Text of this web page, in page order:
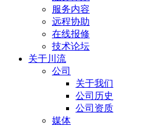
服务内容
远程协助
在线报修
技术论坛
关于川流
公司
关于我们
公司历史
公司资质
媒体